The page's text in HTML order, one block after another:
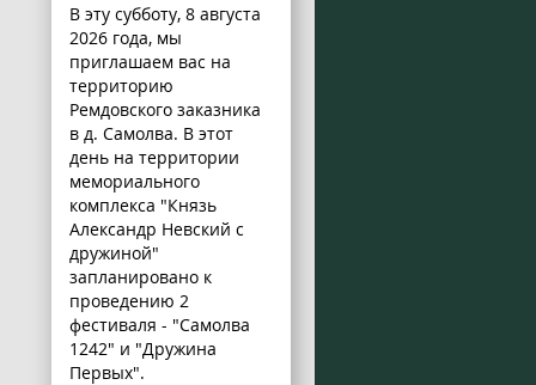
В эту субботу, 8 августа
2026 года, мы
приглашаем вас на
территорию
Ремдовского заказника
в д. Самолва. В этот
день на территории
мемориального
комплекса "Князь
Александр Невский с
дружиной"
запланировано к
проведению 2
фестиваля - "Самолва
1242" и "Дружина
Первых".